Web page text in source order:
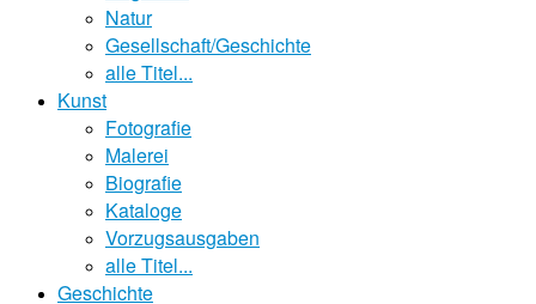
Natur
Gesellschaft/Geschichte
alle Titel...
Kunst
Fotografie
Malerei
Biografie
Kataloge
Vorzugsausgaben
alle Titel...
Geschichte